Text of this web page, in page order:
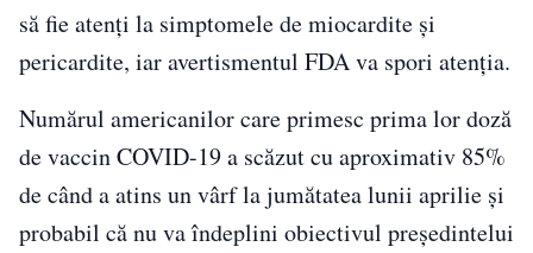
să fie atenţi la simptomele de miocardite şi
pericardite, iar avertismentul FDA va spori atenţia.
Numărul americanilor care primesc prima lor doză
de vaccin COVID-19 a scăzut cu aproximativ 85%
de când a atins un vârf la jumătatea lunii aprilie şi
probabil că nu va îndeplini obiectivul preşedintelui